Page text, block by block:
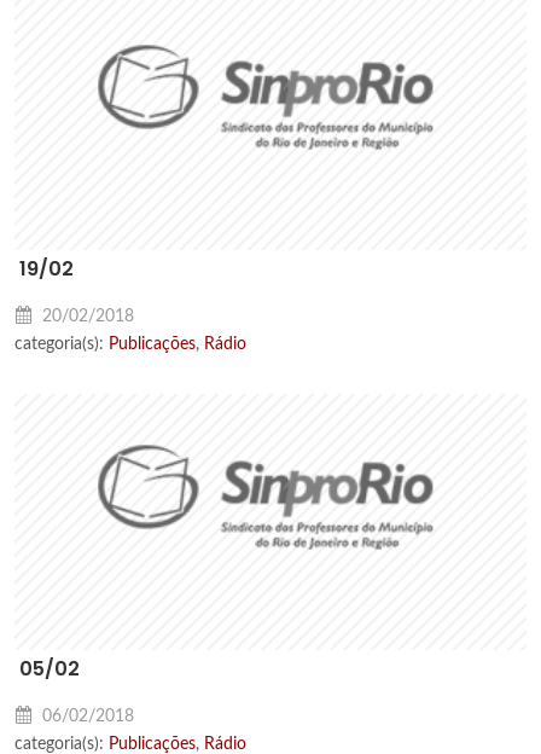
19/02
20/02/2018
categoria(s): Publicações, Rádio
05/02
06/02/2018
categoria(s): Publicações, Rádio